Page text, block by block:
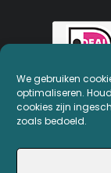
We gebruiken
optimaliseren.
cookies zijn
zoals bedoeld.